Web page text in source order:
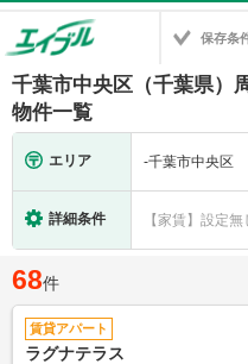
保存条
千葉市中央区（千葉県）
物件一覧
エリア -千葉市中央区
詳細条件 【家賃】設定無
68件
賃貸アパート
ラグナテラス